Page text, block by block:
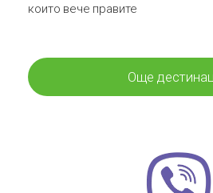
които вече правите
Още